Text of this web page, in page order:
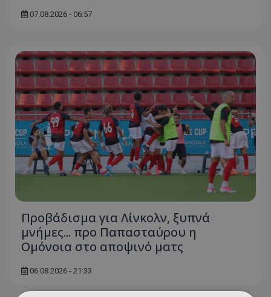
07.08.2026 - 06:57
Προβάδισμα για Λίνκολν, ξυπνά
μνήμες... προ Παπασταύρου η
Ομόνοια στο αποψινό ματς
06.08.2026 - 21:33